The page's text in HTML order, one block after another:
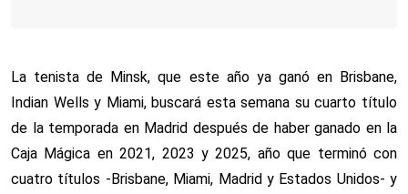
La tenista de Minsk, que este año ya ganó en Brisbane,
Indian Wells y Miami, buscará esta semana su cuarto título
de la temporada en Madrid después de haber ganado en la
Caja Mágica en 2021, 2023 y 2025, año que terminó con
cuatro títulos -Brisbane, Miami, Madrid y Estados Unidos- y